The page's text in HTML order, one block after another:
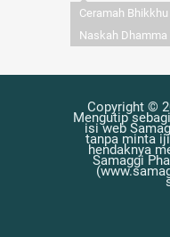
Ceramah
Naskah Dhamma
Copyright ©
Mengutip
isi web
tanpa minta
hendaknya
Samaggi